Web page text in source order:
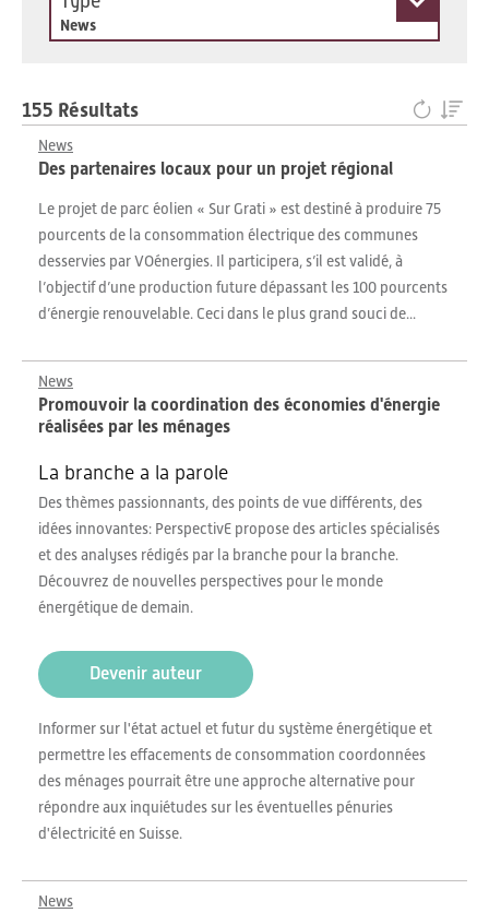
News
155 Résultats
News
Des partenaires locaux pour un projet régional
Le projet de parc éolien « Sur Grati » est destiné à produire 75
pourcents de la consommation électrique des communes
desservies par VOénergies. Il participera, s’il est validé, à
l’objectif d’une production future dépassant les 100 pourcents
d’énergie renouvelable. Ceci dans le plus grand souci de...
News
Promouvoir la coordination des économies d'énergie
réalisées par les ménages
La branche a la parole
Des thèmes passionnants, des points de vue différents, des
idées innovantes: PerspectivE propose des articles spécialisés
et des analyses rédigés par la branche pour la branche.
Découvrez de nouvelles perspectives pour le monde
énergétique de demain.
Devenir auteur
Informer sur l'état actuel et futur du système énergétique et
permettre les effacements de consommation coordonnées
des ménages pourrait être une approche alternative pour
répondre aux inquiétudes sur les éventuelles pénuries
d'électricité en Suisse.
News